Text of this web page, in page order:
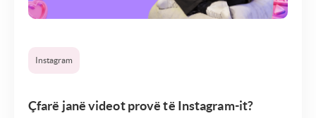
Instagram
Çfarë janë videot provë të Instagram-it?